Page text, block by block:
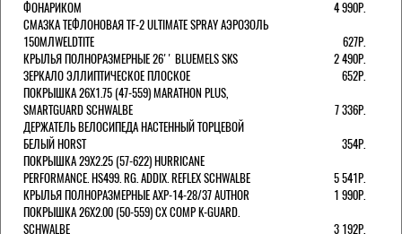
ФОНАРИКОМ
4 990Р.
СМАЗКА ТЕФЛОНОВАЯ TF-2 ULTIMATE SPRAY АЭРОЗОЛЬ
150МЛWELDTITE
627Р.
КРЫЛЬЯ ПОЛНОРАЗМЕРНЫЕ 26'' BLUEMELS SKS
2 490Р.
ЗЕРКАЛО ЭЛЛИПТИЧЕСКОЕ ПЛОСКОЕ
652Р.
ПОКРЫШКА 26X1.75 (47-559) MARATHON PLUS,
SMARTGUARD SCHWALBE
7 336Р.
ДЕРЖАТЕЛЬ ВЕЛОCИПЕДА НАСТЕННЫЙ ТОРЦЕВОЙ
БЕЛЫЙ HORST
354Р.
ПОКРЫШКА 29X2.25 (57-622) HURRICANE
PERFORMANCE. HS499. RG. ADDIX. REFLEX SCHWALBE
5 541Р.
КРЫЛЬЯ ПОЛНОРАЗМЕРНЫЕ AXP-14-28/37 AUTHOR
1 990Р.
ПОКРЫШКА 26X2.00 (50-559) CX COMP K-GUARD.
SCHWALBE
3 192Р.